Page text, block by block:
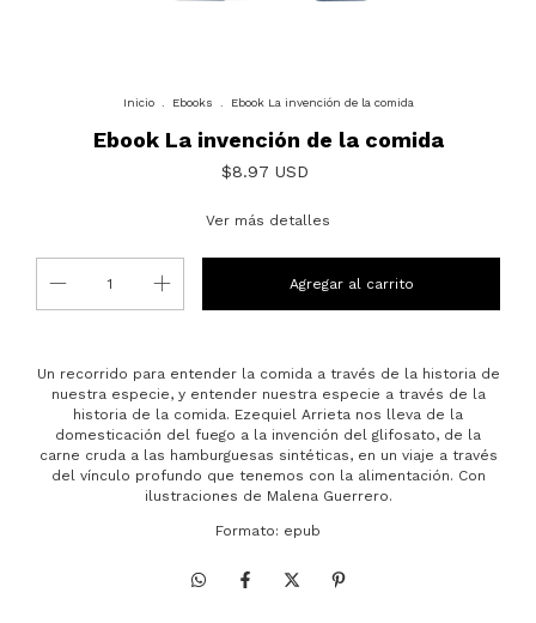
Inicio Ebooks Ebook La invención de la comida
Ebook La invención de la comida
$8.97 USD
Ver más detalles
Un recorrido para entender la comida a través de la historia de
nuestra especie, y entender nuestra especie a través de la
historia de la comida. Ezequiel Arrieta nos lleva de la
domesticación del fuego a la invención del glifosato, de la
carne cruda a las hamburguesas sintéticas, en un viaje a través
del vínculo profundo que tenemos con la alimentación. Con
ilustraciones de Malena Guerrero.
Formato: epub